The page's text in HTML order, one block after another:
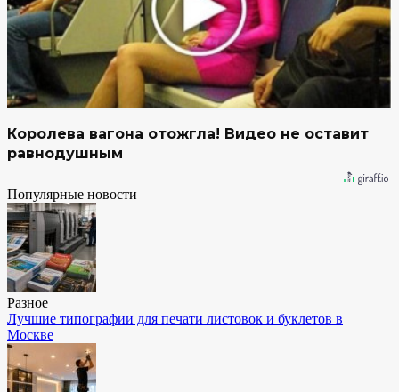
Королева вагона отожгла! Видео не оставит
равнодушным
Популярные новости
Разное
Лучшие типографии для печати листовок и буклетов в
Москве